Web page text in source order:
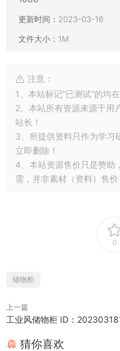
更新时间： 2023-03-16
文件大小： 1M
注意：
1、本站标记“已测试”的均
2、本站所有资源来源于用
站长！
3、所提供资料只作为学习
立即删除！
4、本站资源售价只是赞助
需，并非素材（资料）售价
0
储物柜
上一篇
工业风储物柜 ID：
猜你喜欢